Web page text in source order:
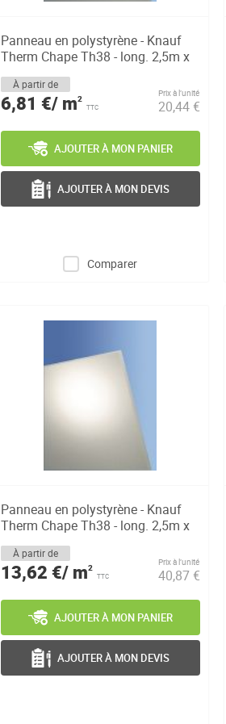
Panneau en polystyrène - Knauf
Therm Chape Th38 - long. 2,5m x
la...
À partir de
6,81 €/ m2
TTC
Prix à l’unité
20,44 €
Comparer
AJOUTER À MON PANIER
AJOUTER À MON DEVIS
Panneau en polystyrène - Knauf
Therm Chape Th38 - long. 2,5m x
la...
À partir de
13,62 €/ m2
TTC
Prix à l’unité
40,87 €
AJOUTER À MON PANIER
AJOUTER À MON DEVIS